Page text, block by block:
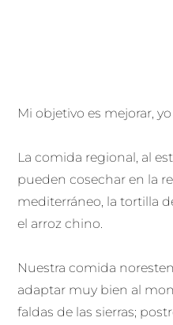
Mi objetivo es mejorar,
La comida regional, al
pueden cosechar en la
mediterráneo, la tortilla
el arroz chino.
Nuestra comida
adaptar muy bien al
faldas de las sierras;